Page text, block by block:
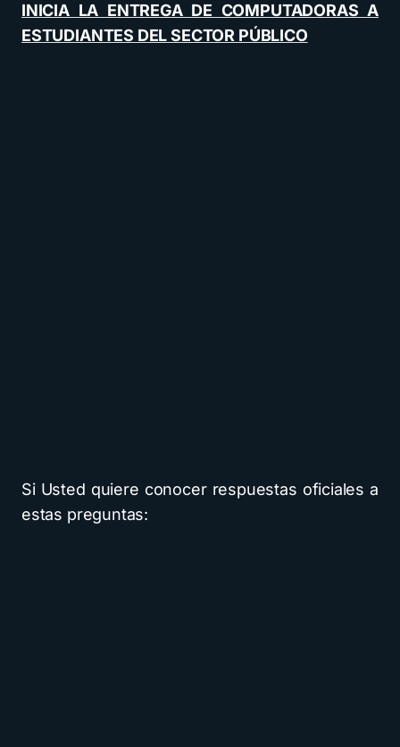
INICIA LA ENTREGA DE COMPUTADORAS A
ESTUDIANTES DEL SECTOR PÚBLICO
Si Usted quiere conocer respuestas oficiales a
estas preguntas: